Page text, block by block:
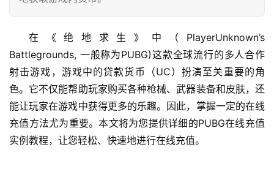
在《绝地求生》中（PlayerUnknown’s
Battlegrounds, 一般称为PUBG)这款全球流行的多人合作
射击游戏，游戏中的贷款货币（UC）扮演至关重要的角
色。它不仅能帮助玩家购买各种枪械、武器装备和皮肤，还
能让玩家在游戏中获得更多的乐趣。因此，掌握一定的在线
充值方法尤为重要。本文将为您提供详细的PUBG在线充值
实例教程，让您轻松、快速地进行在线充值。